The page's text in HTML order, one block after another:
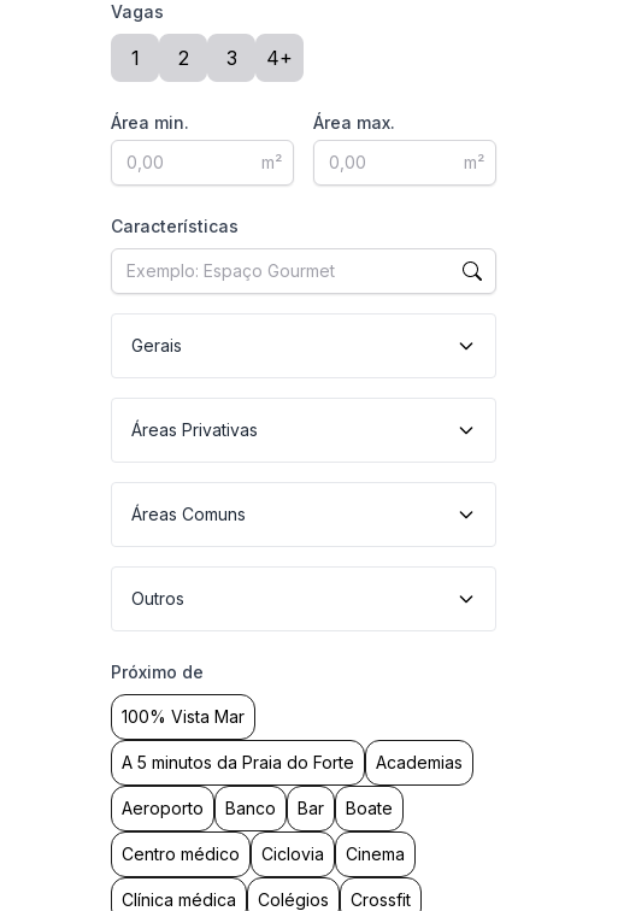
Vagas
1 2 3 4+
Área min.
m²
Área max.
m²
Características
Gerais
Áreas Privativas
Áreas Comuns
Outros
Próximo de
100% Vista Mar
A 5 minutos da Praia do Forte Academias
Aeroporto Banco Bar Boate
Centro médico Ciclovia Cinema
Clínica médica Colégios Crossfit